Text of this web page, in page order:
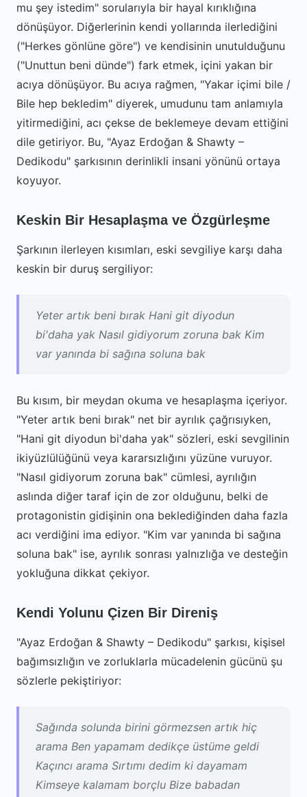
mu şey istedim" sorularıyla bir hayal kırıklığına
dönüşüyor. Diğerlerinin kendi yollarında ilerlediğini
("Herkes gönlüne göre") ve kendisinin unutulduğunu
("Unuttun beni dünde") fark etmek, içini yakan bir
acıya dönüşüyor. Bu acıya rağmen, "Yakar içimi bile /
Bile hep bekledim" diyerek, umudunu tam anlamıyla
yitirmediğini, acı çekse de beklemeye devam ettiğini
dile getiriyor. Bu, "Ayaz Erdoğan & Shawty –
Dedikodu" şarkısının derinlikli insani yönünü ortaya
koyuyor.
Keskin Bir Hesaplaşma ve Özgürleşme
Şarkının ilerleyen kısımları, eski sevgiliye karşı daha
keskin bir duruş sergiliyor:
Yeter artık beni bırak Hani git diyodun
bi'daha yak Nasıl gidiyorum zoruna bak Kim
var yanında bi sağına soluna bak
Bu kısım, bir meydan okuma ve hesaplaşma içeriyor.
"Yeter artık beni bırak" net bir ayrılık çağrısıyken,
"Hani git diyodun bi'daha yak" sözleri, eski sevgilinin
ikiyüzlülüğünü veya kararsızlığını yüzüne vuruyor.
"Nasıl gidiyorum zoruna bak" cümlesi, ayrılığın
aslında diğer taraf için de zor olduğunu, belki de
protagonistin gidişinin ona beklediğinden daha fazla
acı verdiğini ima ediyor. "Kim var yanında bi sağına
soluna bak" ise, ayrılık sonrası yalnızlığa ve desteğin
yokluğuna dikkat çekiyor.
Kendi Yolunu Çizen Bir Direniş
"Ayaz Erdoğan & Shawty – Dedikodu" şarkısı, kişisel
bağımsızlığın ve zorluklarla mücadelenin gücünü şu
sözlerle pekiştiriyor:
Sağında solunda birini görmezsen artık hiç
arama Ben yapamam dedikçe üstüme geldi
Kaçıncı arama Sırtımı dedim ki dayamam
Kimseye kalamam borçlu Bize babadan